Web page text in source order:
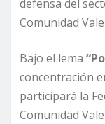
defensa del
Comunidad
Bajo el lema
concentración
participará la
Comunidad